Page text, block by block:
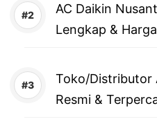
AC Daikin
Lengkap &
Toko/Distributor
Resmi &